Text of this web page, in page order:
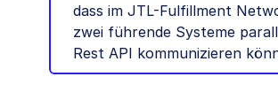
dass im JTL-Fulfillment
zwei führende Systeme
Rest API kommunizieren